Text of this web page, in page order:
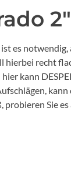
2"
es notwendig,
hierbei recht
kann
kann
probieren Sie es